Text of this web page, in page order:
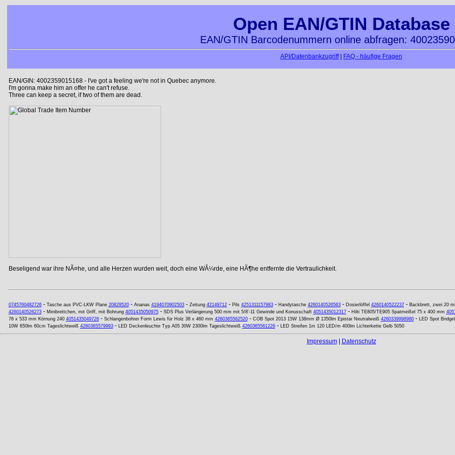
Open EAN/GTIN Database
EAN/GTIN Barcodenummern online abfragen:
API/Datenbankzugriff| FAQ - häufige Fragen
EAN/GIN: 4002359015168 - I've got a feeling we're not in Quebec anymore.
I'm gonna make him an offer he can't refuse.
Three can keep a secret, if two of them are dead.
Beseligend war ihre NÃ¤he, und alle Herzen wurden weit, doch eine WÃ¼rde, eine HÃ¶he entfernte die Vertraulichkeit.
0745760482726- Tasche aus PVC-LKW Plane 20829520- Ananas 4194070902503- Zeitung 42149712- Pils 4251311157983- Handytasche 4260140526563- Dosierlöffel 4260140522237- Backbrett, zwei 20
4260140526273- Minibrettchen, mit Griff, mit Bohrung 4051435050975- SDS Plus Verlängerung 500 mm mit 5/8'-11 Gewinde und Konusschaft 4051435012317- Hilti TE805/TE905 Spatmeißel 75 x 400 mm
76 x 533 mm Körnung 240 4051435049726- Schlangenbohrer Form Lewis für Holz 38 x 460 mm 4260365562520- COB Spot 2013 15W 138mm Ø 1350lm Epistar Neutralweiß 4260339998980- LED Spot
10W 650lm 60cm Tageslichtweiß 4260365579993- LED Deckenleuchte Typ A05 30W 2300lm Tageslichtweiß 4260365561226- LED Streifen 1m 120 LED/m 400lm Lichterkette Gelb 5050
Impressum| Datenschutz